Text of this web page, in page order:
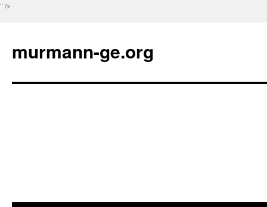
" />
murmann-ge.org